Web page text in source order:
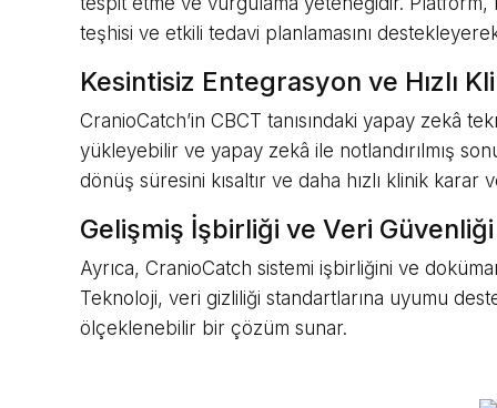
teşhisi ve etkili tedavi planlamasını
Kesintisiz Entegrasyon ve Hızlı
CranioCatch’in CBCT tanısındaki yapay zekâ
yükleyebilir ve yapay zekâ ile notlandırılmış
dönüş süresini kısaltır ve daha hızlı klinik
Gelişmiş İşbirliği ve Veri Güvenliği
Ayrıca, CranioCatch sistemi işbirliğini ve
Teknoloji, veri gizliliği standartlarına uyumu
ölçeklenebilir bir çözüm sunar.